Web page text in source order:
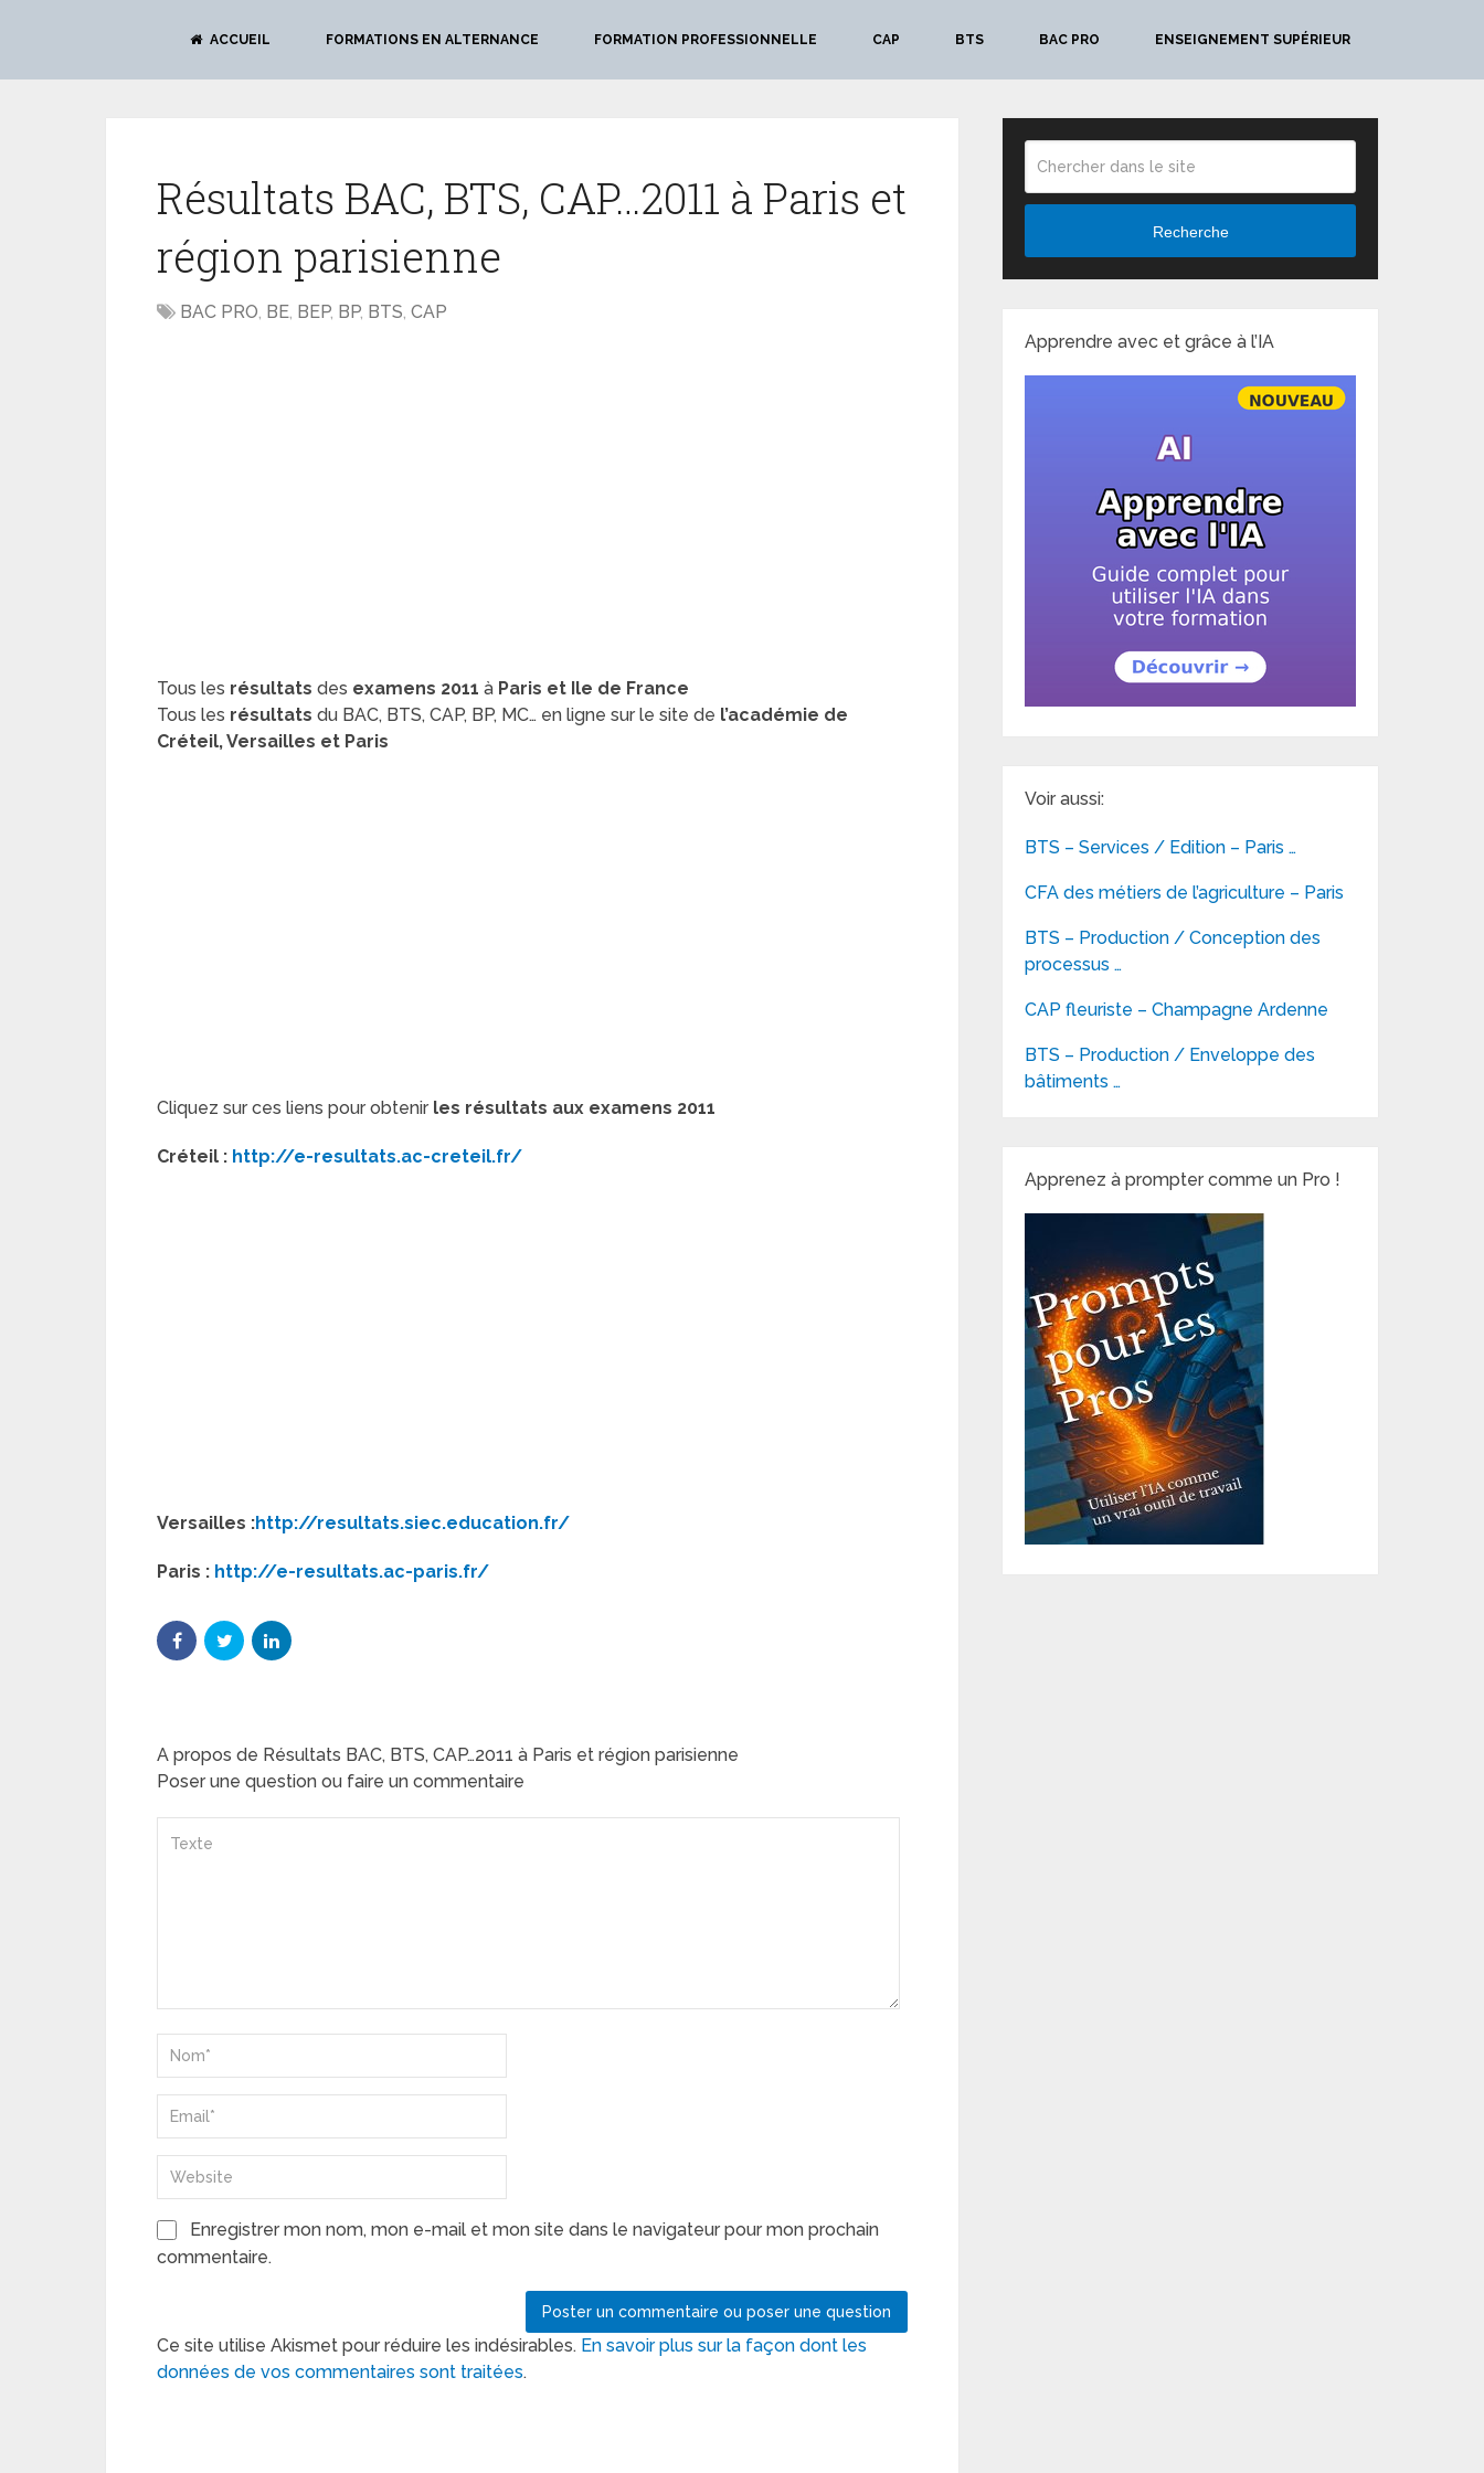
ACCUEIL FORMATIONS EN ALTERNANCE FORMATION PROFESSIONNELLE CAP BTS BAC PRO ENSEIGNEMENT SUPÉRIEUR
Résultats BAC, BTS, CAP…2011 à Paris et
région parisienne
BAC PRO, BE, BEP, BP, BTS, CAP
Tous les résultats des examens 2011 à Paris et Ile de France
Tous les résultats du BAC, BTS, CAP, BP, MC… en ligne sur le site de l’académie de
Créteil, Versailles et Paris
Cliquez sur ces liens pour obtenir les résultats aux examens 2011
Créteil : http://e-resultats.ac-creteil.fr/
Versailles :http://resultats.siec.education.fr/
Paris : http://e-resultats.ac-paris.fr/
A propos de Résultats BAC, BTS, CAP…2011 à Paris et région parisienne
Poser une question ou faire un commentaire
Enregistrer mon nom, mon e-mail et mon site dans le navigateur pour mon prochain
commentaire.
Ce site utilise Akismet pour réduire les indésirables. En savoir plus sur la façon dont les
données de vos commentaires sont traitées.
Recherche
Apprendre avec et grâce à l’IA
Voir aussi:
BTS – Services / Edition – Paris …
CFA des métiers de l’agriculture – Paris
BTS – Production / Conception des
processus …
CAP fleuriste – Champagne Ardenne
BTS – Production / Enveloppe des
bâtiments …
Apprenez à prompter comme un Pro !